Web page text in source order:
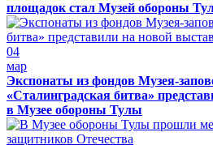
площадок стал Музей обороны
04
мар
Экспонаты из фондов Музея-
«Сталинградская битва»
в Музее обороны Тулы